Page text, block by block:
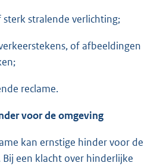
stralende verlichting;
of afbeeldingen
reclame.
voor de omgeving
kan ernstige hinder voor de
een klacht over hinderlijke